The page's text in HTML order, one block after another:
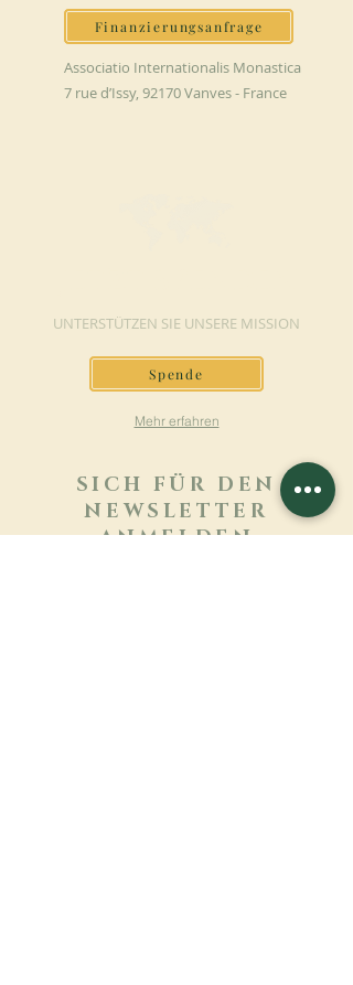
Finanzierungsanfrage
Associatio Internationalis Monastica
7 rue d’Issy, 92170 Vanves - France
UNTERSTÜTZEN SIE UNSERE MISSION
Spende
Mehr erfahren
SICH FÜR DEN
NEWSLETTER
ANMELDEN